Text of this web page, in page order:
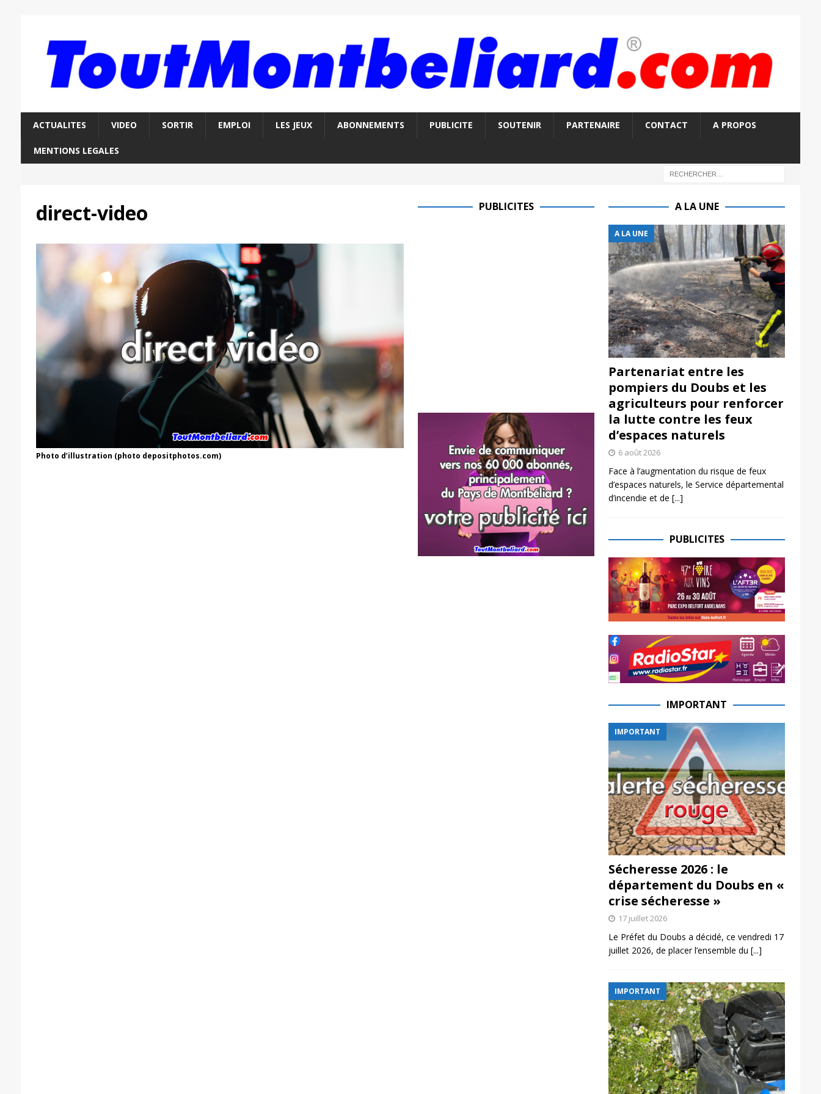
ACTUALITES VIDEO SORTIR EMPLOI LES JEUX ABONNEMENTS PUBLICITE SOUTENIR PARTENAIRE CONTACT A PROPOS
MENTIONS LEGALES
direct-video
Photo d’illustration (photo depositphotos.com)
PUBLICITES A LA UNE
A LA UNE
Partenariat entre les
pompiers du Doubs et les
agriculteurs pour renforcer
la lutte contre les feux
d’espaces naturels
6 août 2026
Face à l’augmentation du risque de feux
d’espaces naturels, le Service départemental
d’incendie et de [...]
PUBLICITES
IMPORTANT
IMPORTANT
Sécheresse 2026 : le
département du Doubs en «
crise sécheresse »
17 juillet 2026
Le Préfet du Doubs a décidé, ce vendredi 17
juillet 2026, de placer l’ensemble du [...]
IMPORTANT